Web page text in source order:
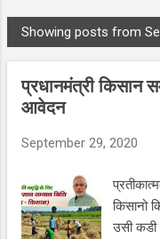
P
o
Showing posts from
प्रधानमंत्री किसान
आवेदन
September 29, 2020
किसानो
उसी कडी